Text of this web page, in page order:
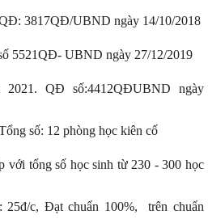
3817QĐ/UBND ngày 14/10/2018
5521QĐ- UBND ngày 27/12/2019
QĐ số:4412QĐUBND ngày
số: 12 phòng học kiên cố
với tổng số học sinh từ 230 - 300 học
25đ/c, Đạt chuẩn 100%, trên chuẩn